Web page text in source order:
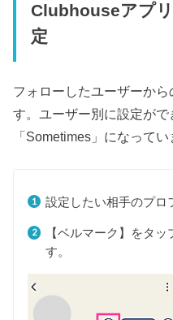
Clubhouseアプ
定
フォローしたユーザーか
す。ユーザー別に設定が
「Sometimes」になってい
設定したい相手のプロ
【ベルマーク】をタ
す。